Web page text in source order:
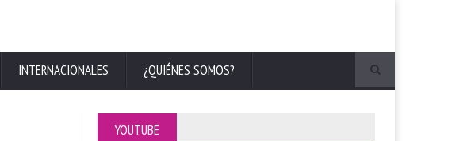
INTERNACIONALES ¿QUIÉNES SOMOS?
YOUTUBE